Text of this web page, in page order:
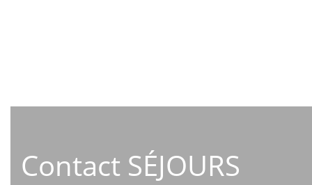
Contact SÉJOURS